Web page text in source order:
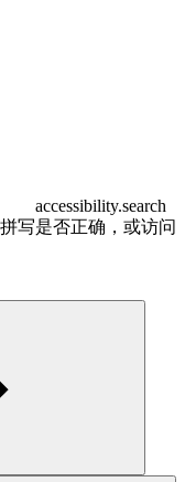
accessibility.search
写是否正确，或访问